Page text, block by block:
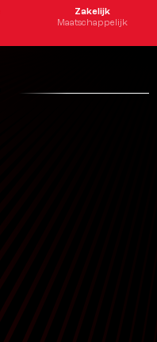
Zakelijk
Maatschappelijk